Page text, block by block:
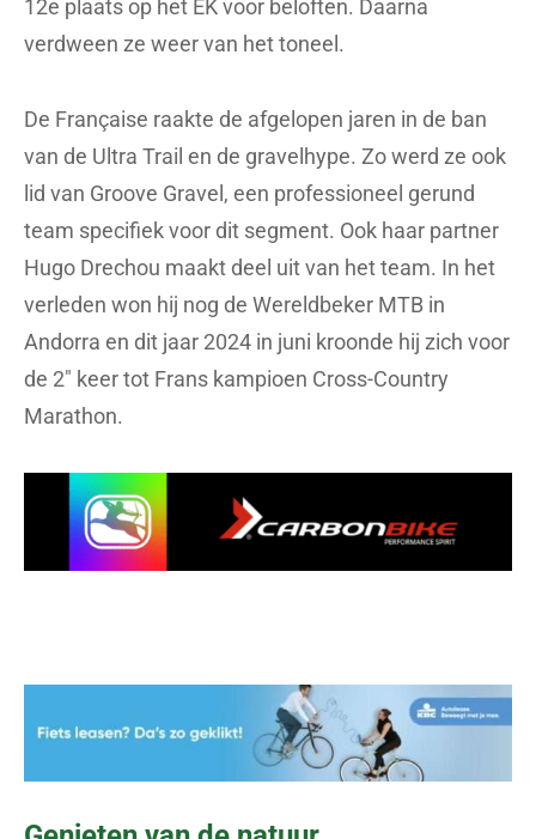
12e plaats op het EK voor beloften. Daarna
verdween ze weer van het toneel.
De Française raakte de afgelopen jaren in de ban
van de Ultra Trail en de gravelhype. Zo werd ze ook
lid van Groove Gravel, een professioneel gerund
team specifiek voor dit segment. Ook haar partner
Hugo Drechou maakt deel uit van het team. In het
verleden won hij nog de Wereldbeker MTB in
Andorra en dit jaar 2024 in juni kroonde hij zich voor
de 2″ keer tot Frans kampioen Cross-Country
Marathon.